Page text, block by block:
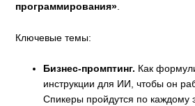
программирования».
Ключевые темы:
Бизнес-промптинг. Как
инструкции для ИИ, чтобы он
Спикеры пройдутся по каждому